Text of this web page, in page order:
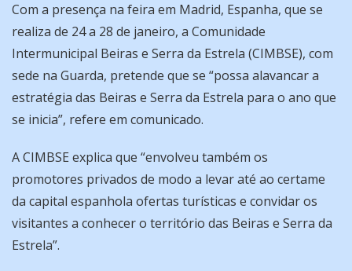
Com a presença na feira em Madrid, Espanha, que se
realiza de 24 a 28 de janeiro, a Comunidade
Intermunicipal Beiras e Serra da Estrela (CIMBSE), com
sede na Guarda, pretende que se “possa alavancar a
estratégia das Beiras e Serra da Estrela para o ano que
se inicia”, refere em comunicado.
A CIMBSE explica que “envolveu também os
promotores privados de modo a levar até ao certame
da capital espanhola ofertas turísticas e convidar os
visitantes a conhecer o território das Beiras e Serra da
Estrela”.